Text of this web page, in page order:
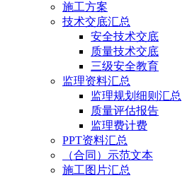
施工方案
技术交底汇总
安全技术交底
质量技术交底
三级安全教育
监理资料汇总
监理规划细则汇总
质量评估报告
监理费计费
PPT资料汇总
（合同）示范文本
施工图片汇总